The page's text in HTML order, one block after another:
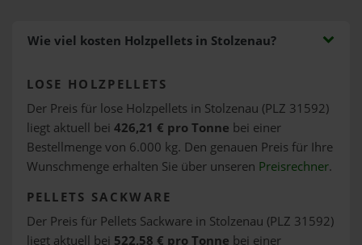
Wie viel kosten Holzpellets in Stolzenau?
LOSE HOLZPELLETS
Der Preis für lose Holzpellets in Stolzenau (PLZ 31592)
liegt aktuell bei 426,21 € pro Tonne bei einer
Bestellmenge von 6.000 kg. Den genauen Preis für Ihre
Wunschmenge erhalten Sie über unseren Preisrechner.
PELLETS SACKWARE
Der Preis für Pellets Sackware in Stolzenau (PLZ 31592)
liegt aktuell bei 522,58 € pro Tonne bei einer